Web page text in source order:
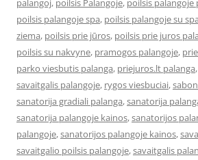
palangoj, poilsis Palangoje, poilsis
poilsis palangoje spa, poilsis palangoje su spa
ziema, poilsis prie jūros, poilsis prie juros
poilsis su nakvyne, pramogos palangoje,
parko viesbutis palanga, priejuros.lt palanga,
savaitgalis palangoje, rygos viesbuciai,
sanatorija gradiali palanga,sanatorija
sanatorija palangoje kainos,sanatorijos
palangoje,sanatorijos palangoje kainos,
savaitgalio poilsis palangoje,savaitgalis